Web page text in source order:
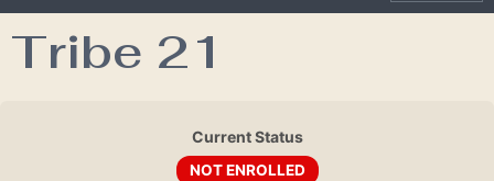
Tribe 21
Current Status
NOT ENROLLED